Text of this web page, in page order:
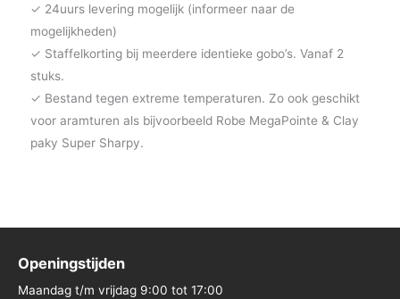
✓ 24uurs levering mogelijk (informeer naar de
mogelijkheden)
✓ Staffelkorting bij meerdere identieke gobo’s. Vanaf 2
stuks.
✓ Bestand tegen extreme temperaturen. Zo ook geschikt
voor aramturen als bijvoorbeeld Robe MegaPointe & Clay
paky Super Sharpy.
Openingstijden
Maandag t/m vrijdag 9:00 tot 17:00